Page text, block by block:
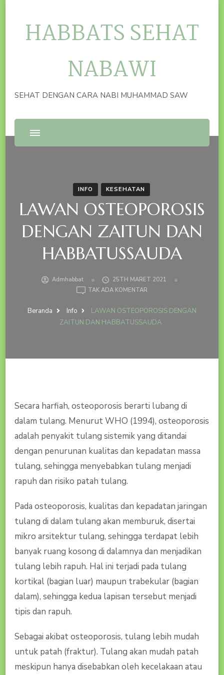
HABBATS SEHAT
NABAWI
SEHAT DENGAN CARA NABI MUHAMMAD SAW
INFO KESEHATAN
LAWAN OSTEOPOROSIS
DENGAN ZAITUN DAN
HABBATUSSAUDA
Admhabbat
25TH MARET 2021
TAK ADA KOMENTAR
OSTEOPOROSIS
DENGAN
Beranda Info
LAWAN OSTEOPOROSIS DENGAN
ZAITUN DAN HABBATUSSAUDA
Secara harfiah, osteoporosis berarti lubang di
dalam tulang. Menurut WHO (1994), osteoporosis
adalah penyakit tulang sistemik yang ditandai
dengan penurunan kualitas dan kepadatan massa
tulang, sehingga menyebabkan tulang menjadi
rapuh dan risiko patah tulang.
Pada osteoporosis, kualitas dan kepadatan jaringan
tulang di dalam tulang akan memburuk, disertai
mikro arsitektur tulang, sehingga terdapat lebih
banyak ruang kosong di dalamnya dan menjadikan
tulang lebih rapuh. Hal ini terjadi pada tulang
kortikal (bagian luar) maupun trabekular (bagian
dalam), sehingga kedua lapisan tersebut menjadi
tipis dan rapuh.
Sebagai akibat osteoporosis, tulang lebih mudah
untuk patah (fraktur). Tulang akan mudah patah
meskipun hanya disebabkan oleh kecelakaan atau